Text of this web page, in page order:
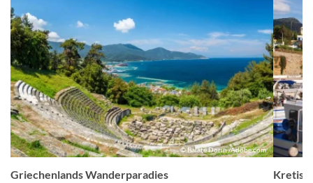
© Balate Dorin /Adobe.com
Griechenlands Wanderparadies